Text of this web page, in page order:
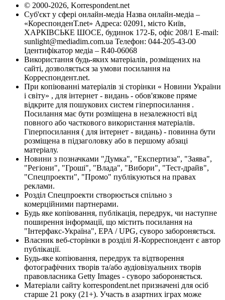
© 2000-2026, Korrespondent.net
Суб'єкт у сфері онлайн-медіа Назва онлайн-медіа –
«КореспонденТ.net» Адреса: 02091, місто Київ,
ХАРКІВСЬКЕ ШОСЕ, будинок 172-Б, офіс 208/1 E-mail:
sunlight@mediadim.com.ua Телефон: 044-205-43-00
Ідентифікатор медіа – R40-06068
Використання будь-яких матеріалів, розміщених на
сайті, дозволяється за умови посилання на
Корреспондент.net.
При копіюванні матеріалів зі сторінки « Новини України
і світу» , для інтернет - видань - обов'язкове пряме
відкрите для пошукових систем гіперпосилання .
Посилання має бути розміщена в незалежності від
повного або часткового використання матеріалів.
Гіперпосилання ( для інтернет - видань) - повинна бути
розміщена в підзаголовку або в першому абзаці
матеріалу.
Новини з позначками "Думка", "Експертиза", "Заява",
"Регіони", "Гроші", "Влада", "Вибори", "Тест-драйв",
"Спецпроекти", "Промо" публікуються на правах
реклами.
Розділ Спецпроекти створюється спільно з
комерційними партнерами.
Будь яке копіювання, публікація, передрук, чи наступне
поширення інформації, що містить посилання на
"Інтерфакс-Україна", EPA / UPG, суворо забороняється.
Власник веб-сторінки в розділі Я-Корреспондент є автор
публікації.
Будь-яке копіювання, передрук та відтворення
фотографічних творів та/або аудіовізуальних творів
правовласника Getty Images - суворо забороняється.
Матеріали сайту korrespondent.net призначені для осіб
старше 21 року (21+). Участь в азартних іграх може